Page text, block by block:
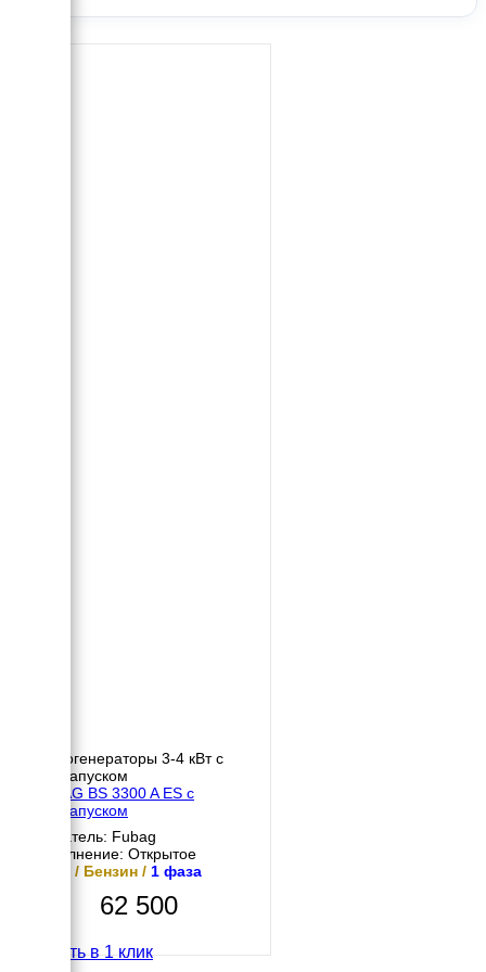
Бензогенераторы 3-4 кВт с
автозапуском
FUBAG BS 3300 A ES с
автозапуском
Двигатель: Fubag
Исполнение: Открытое
3 кВт / Бензин / 1 фаза
62 500
Купить в 1 клик